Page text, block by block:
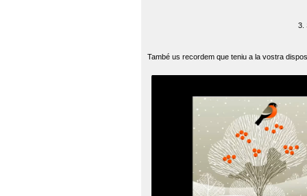
3.
També us recordem que teniu a la vostra